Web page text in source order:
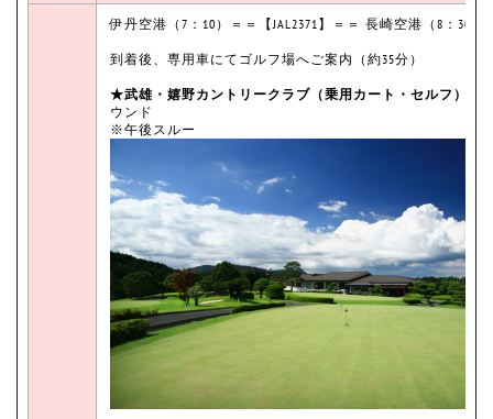
伊丹空港（7：10）＝＝【JAL2371】＝＝ 長崎空港（8：30）
到着後、専用車にてゴルフ場へご案内（約35分）
★武雄・嬉野カントリークラブ（乗用カート・セルフ）
ウンド
※午後スルー